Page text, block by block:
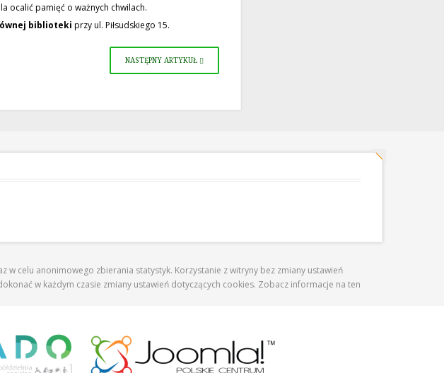
ocalić pamięć o ważnych chwilach.
biblioteki przy ul. Piłsudskiego 15.
NASTĘPNY ARTYKUŁ
w celu anonimowego zbierania statystyk. Korzystanie z witryny bez zmiany ustawień
w każdym czasie zmiany ustawień dotyczących cookies. Zobacz informacje na ten